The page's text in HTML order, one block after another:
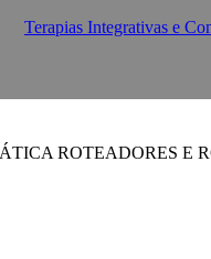
Terapias Integrativas e
ROTEADORES E